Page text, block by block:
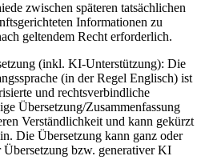
zwischen späteren tatsächlichen
Informationen zu
geltendem Recht erforderlich.
(inkl. KI-Unterstützung): Die
(in der Regel Englisch) ist
und rechtsverbindliche
Übersetzung/Zusammenfassung
Verständlichkeit und kann gekürzt
Die Übersetzung kann ganz oder
bzw. generativer KI